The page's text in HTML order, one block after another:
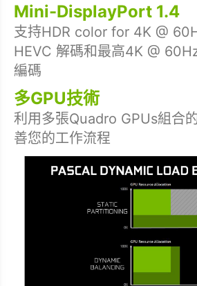
Mini-DisplayPort 1.4
支持HDR color for 4K @
HEVC 解碼和最高4K @
編碼
多GPU技術
利用多張Quadro GPUs組合
善您的工作流程